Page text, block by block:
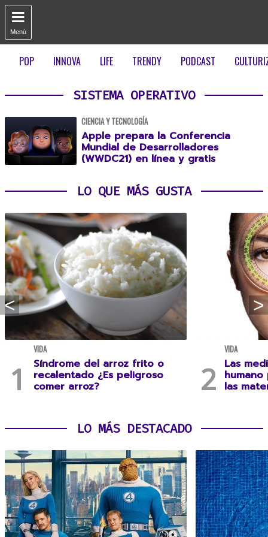

Menú
POP INNOVA LIFE TRENDY PODCAST
SISTEMA OPERATIVO
CIENCIA Y TECNOLOGÍA
Apple prepara la Conferencia
Mundial de Desarrolladores
(WWDC21) en línea y gratis
LO QUE MÁS GUSTA
VIDA
Síndrome del arroz frito o
recalentado ¿Es peligroso
comer arroz?
VIDA
Las
las
LO MÁS DESTACADO